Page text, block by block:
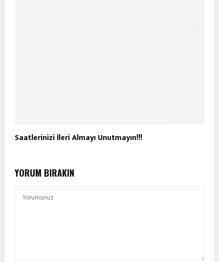
Saatlerinizi İleri Almayı Unutmayın!!!
YORUM BIRAKIN